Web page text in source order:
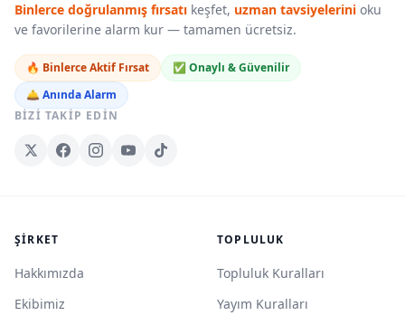
Binlerce doğrulanmış fırsatı keşfet, uzman tavsiyelerini oku
ve favorilerine alarm kur — tamamen ücretsiz.
🔥 Binlerce Aktif Fırsat
✅ Onaylı & Güvenilir
🛎️ Anında Alarm
BIZI TAKIP EDIN
ŞIRKET
Hakkımızda
Ekibimiz
TOPLULUK
Topluluk Kuralları
Yayım Kuralları